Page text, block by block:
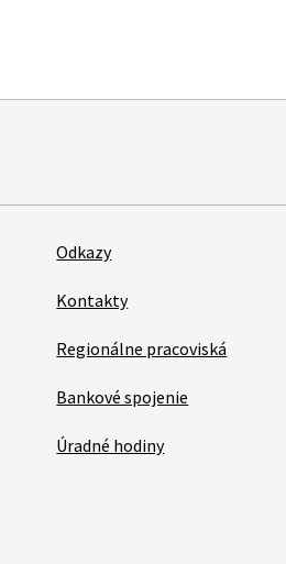
Odkazy
Kontakty
Regionálne pracoviská
Bankové spojenie
Úradné hodiny